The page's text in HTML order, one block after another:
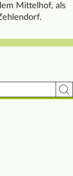
Mittelhof, als
beim
Instagram
auf Youtube